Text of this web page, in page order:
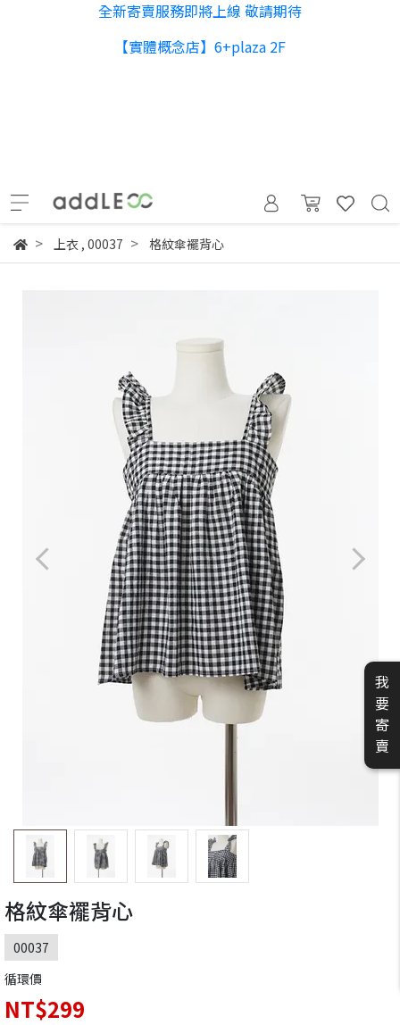
全新寄賣服務即將上線 敬請期待
【實體概念店】6+plaza 2F
上衣, 00037 格紋傘襬背心
格紋傘襬背心
00037
循環價
NT$299
我
要
寄
賣